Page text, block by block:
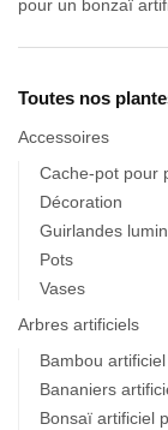
pour un bonzaï
Toutes nos
Accessoires
Cache-pot pour
Décoration
Guirlandes
Pots
Vases
Arbres artificiels
Bambou artificiel
Bananiers
Bonsaï artificiel